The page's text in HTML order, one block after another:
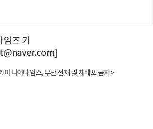
즈 기
마니아타임즈, 무단 전재 및 재배포 금지>